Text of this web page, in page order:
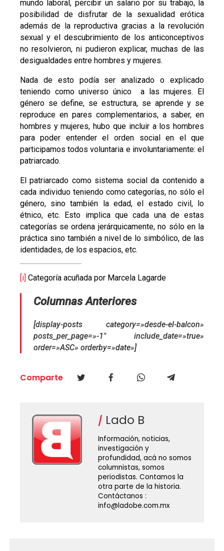
mundo laboral, percibir un salario por su trabajo, la
posibilidad de disfrutar de la sexualidad erótica
además de la reproductiva gracias a la revolución
sexual y el descubrimiento de los anticonceptivos
no resolvieron, ni pudieron explicar, muchas de las
desigualdades entre hombres y mujeres.
Nada de esto podía ser analizado o explicado
teniendo como universo único a las mujeres. El
género se define, se estructura, se aprende y se
reproduce en pares complementarios, a saber, en
hombres y mujeres, hubo que incluir a los hombres
para poder entender el orden social en el que
participamos todos voluntaria e involuntariamente: el
patriarcado.
El patriarcado como sistema social da contenido a
cada individuo teniendo como categorías, no sólo el
género, sino también la edad, el estado civil, lo
étnico, etc. Esto implica que cada una de estas
categorías se ordena jerárquicamente, no sólo en la
práctica sino también a nivel de lo simbólico, de las
identidades, de los espacios, etc.
[i] Categoría acuñada por Marcela Lagarde
Columnas Anteriores
[display-posts category=»desde-el-balcon»
posts_per_page=»-1″ include_date=»true»
order=»ASC» orderby=»date»]
Comparte
Lado B
Información, noticias,
investigación y
profundidad, acá no somos
columnistas, somos
periodistas. Contamos la
otra parte de la historia.
Contáctanos :
info@ladobe.com.mx